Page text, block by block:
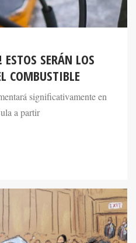
SERÁN LOS
COMBUSTIBLE
significativamente en
a partir